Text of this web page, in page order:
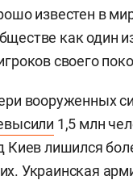
известен в
как один
своего
вооруженных
1,5 млн
Киев лишился
Украинская